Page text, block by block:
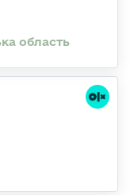
область